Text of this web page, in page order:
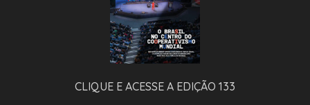
CLIQUE E ACESSE A EDIÇÃO 133